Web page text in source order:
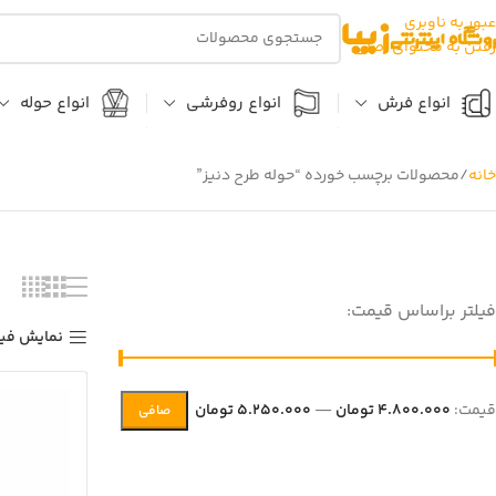
عبور به ناوبری
رفتن به محتوای اصلی
انواع فرش انواع روفرشی انواع حوله
خانه محصولات برچسب خورده “حوله طرح دنیز”
فیلتر براساس قیمت:
صافی قيمت: 4.800.000 تومان — 5.250.000 تومان
نمایش